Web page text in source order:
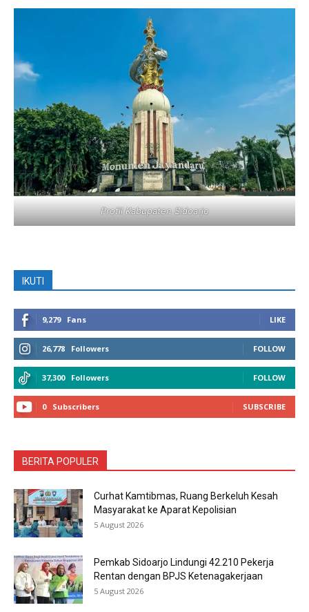
Profil Kabupaten Sidoarjo
IKUTI
9,279 Fans LIKE
26,778 Followers FOLLOW
37,300 Followers FOLLOW
0 Subscribers SUBSCRIBE
BERITA POPULER
Curhat Kamtibmas, Ruang Berkeluh Kesah
Masyarakat ke Aparat Kepolisian
5 August 2026
Pemkab Sidoarjo Lindungi 42.210 Pekerja
Rentan dengan BPJS Ketenagakerjaan
5 August 2026